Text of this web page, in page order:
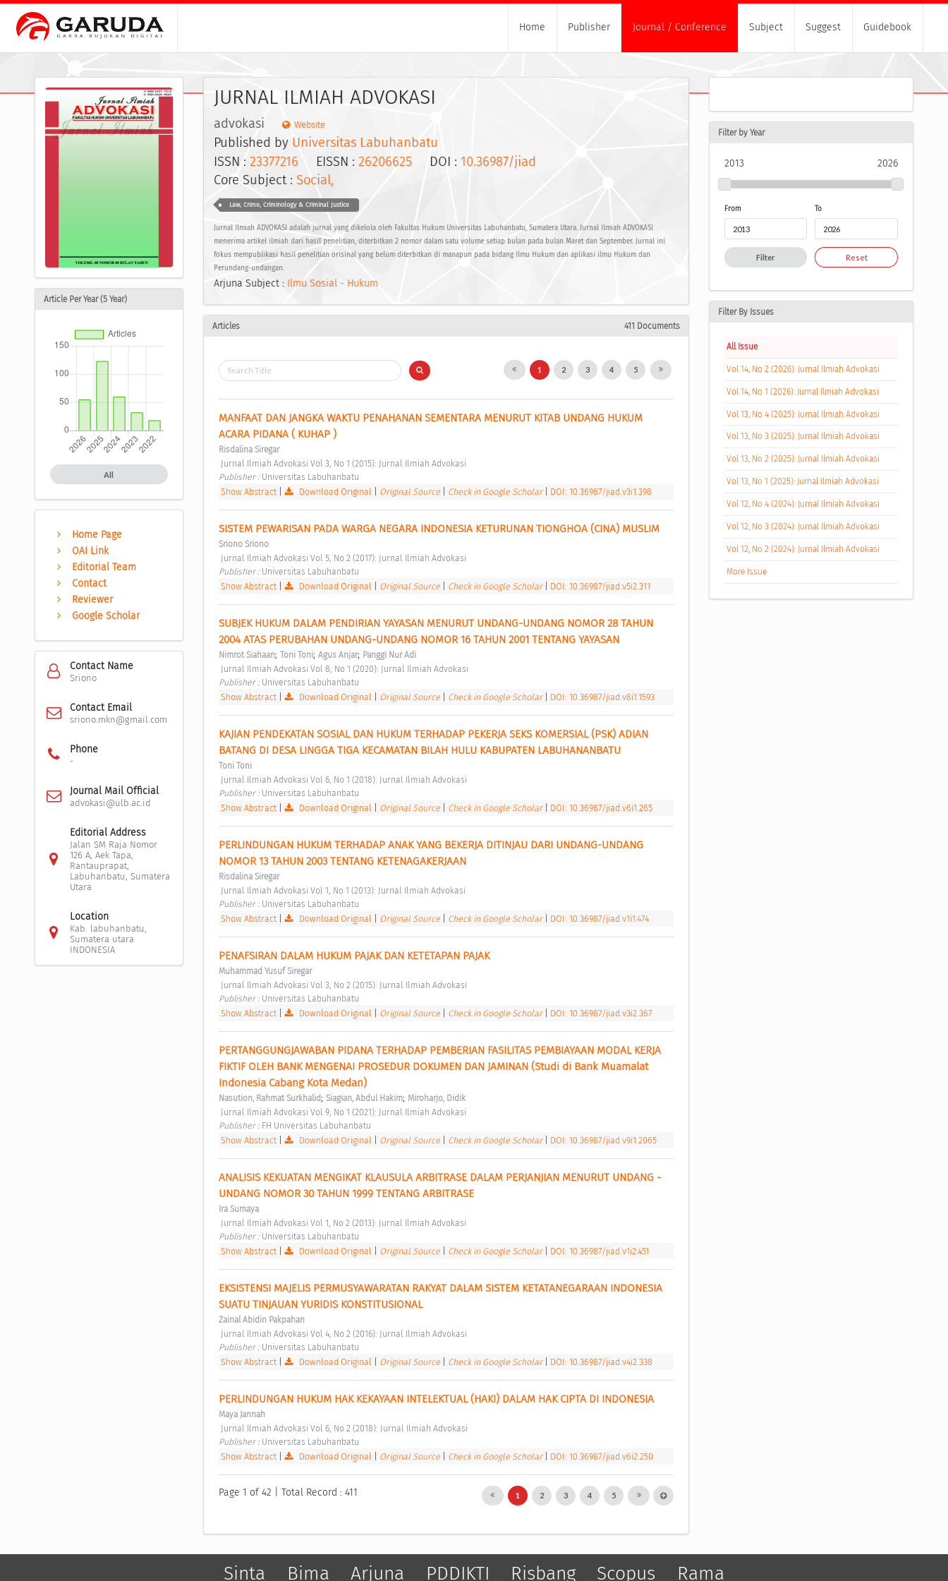
Home Publisher Journal / Conference Subject Suggest Guidebook
Article Per Year (5 Year)
All
Home Page
OAI Link
Editorial Team
Contact
Reviewer
Google Scholar
Contact Name
Sriono
Contact Email
sriono.mkn@gmail.com
Phone
-
Journal Mail Official
advokasi@ulb.ac.id
Editorial Address
Jalan SM Raja Nomor
126 A, Aek Tapa,
Rantauprapat,
Labuhanbatu, Sumatera
Utara
Location
Kab. labuhanbatu,
Sumatera utara
INDONESIA
JURNAL ILMIAH ADVOKASI
advokasi Website
Published by Universitas Labuhanbatu
ISSN : 23377216 EISSN : 26206625DOI : 10.36987/jiad
Core Subject : Social,
Law, Crime, Criminology & Criminal Justice
Jurnal Ilmiah ADVOKASI adalah jurnal yang dikelola oleh Fakultas Hukum Universitas Labuhanbatu, Sumatera Utara. Jurnal Ilmiah ADVOKASI
menerima artikel ilmiah dari hasil penelitian, diterbitkan 2 nomor dalam satu volume setiap bulan pada bulan Maret dan September. Jurnal ini
fokus mempublikasi hasil penelitian orisinal yang belum diterbitkan di manapun pada bidang Ilmu Hukum dan aplikasi ilmu Hukum dan
Perundang-undangan.
Arjuna Subject : Ilmu Sosial - Hukum
Articles 411 Documents
1 2 3 4 5
MANFAAT DAN JANGKA WAKTU PENAHANAN SEMENTARA MENURUT KITAB UNDANG HUKUM
ACARA PIDANA ( KUHAP )
Risdalina Siregar
Jurnal Ilmiah Advokasi Vol 3, No 1 (2015): Jurnal Ilmiah Advokasi
Publisher : Universitas Labuhanbatu
Show Abstract| Download Original Original Source Check in Google Scholar DOI: 10.36987/jiad.v3i1.398
SISTEM PEWARISAN PADA WARGA NEGARA INDONESIA KETURUNAN TIONGHOA (CINA) MUSLIM
Sriono Sriono
Jurnal Ilmiah Advokasi Vol 5, No 2 (2017): Jurnal Ilmiah Advokasi
Publisher : Universitas Labuhanbatu
Show Abstract| Download Original Original Source Check in Google Scholar DOI: 10.36987/jiad.v5i2.311
SUBJEK HUKUM DALAM PENDIRIAN YAYASAN MENURUT UNDANG-UNDANG NOMOR 28 TAHUN
2004 ATAS PERUBAHAN UNDANG-UNDANG NOMOR 16 TAHUN 2001 TENTANG YAYASAN
Nimrot Siahaan; Toni Toni; Agus Anjar; Panggi Nur Adi
Jurnal Ilmiah Advokasi Vol 8, No 1 (2020): Jurnal Ilmiah Advokasi
Publisher : Universitas Labuhanbatu
Show Abstract| Download Original Original Source Check in Google Scholar DOI: 10.36987/jiad.v8i1.1593
KAJIAN PENDEKATAN SOSIAL DAN HUKUM TERHADAP PEKERJA SEKS KOMERSIAL (PSK) ADIAN
BATANG DI DESA LINGGA TIGA KECAMATAN BILAH HULU KABUPATEN LABUHANANBATU
Toni Toni
Jurnal Ilmiah Advokasi Vol 6, No 1 (2018): Jurnal Ilmiah Advokasi
Publisher : Universitas Labuhanbatu
Show Abstract| Download Original Original Source Check in Google Scholar DOI: 10.36987/jiad.v6i1.265
PERLINDUNGAN HUKUM TERHADAP ANAK YANG BEKERJA DITINJAU DARI UNDANG-UNDANG
NOMOR 13 TAHUN 2003 TENTANG KETENAGAKERJAAN
Risdalina Siregar
Jurnal Ilmiah Advokasi Vol 1, No 1 (2013): Jurnal Ilmiah Advokasi
Publisher : Universitas Labuhanbatu
Show Abstract| Download Original Original Source Check in Google Scholar DOI: 10.36987/jiad.v1i1.474
PENAFSIRAN DALAM HUKUM PAJAK DAN KETETAPAN PAJAK
Muhammad Yusuf Siregar
Jurnal Ilmiah Advokasi Vol 3, No 2 (2015): Jurnal Ilmiah Advokasi
Publisher : Universitas Labuhanbatu
Show Abstract| Download Original Original Source Check in Google Scholar DOI: 10.36987/jiad.v3i2.367
PERTANGGUNGJAWABAN PIDANA TERHADAP PEMBERIAN FASILITAS PEMBIAYAAN MODAL KERJA
FIKTIF OLEH BANK MENGENAI PROSEDUR DOKUMEN DAN JAMINAN (Studi di Bank Muamalat
Indonesia Cabang Kota Medan)
Nasution, Rahmat Surkhalid; Siagian, Abdul Hakim; Miroharjo, Didik
Jurnal Ilmiah Advokasi Vol 9, No 1 (2021): Jurnal Ilmiah Advokasi
Publisher : FH Universitas Labuhanbatu
Show Abstract| Download Original Original Source Check in Google Scholar DOI: 10.36987/jiad.v9i1.2065
ANALISIS KEKUATAN MENGIKAT KLAUSULA ARBITRASE DALAM PERJANJIAN MENURUT UNDANG -
UNDANG NOMOR 30 TAHUN 1999 TENTANG ARBITRASE
Ira Sumaya
Jurnal Ilmiah Advokasi Vol 1, No 2 (2013): Jurnal Ilmiah Advokasi
Publisher : Universitas Labuhanbatu
Show Abstract| Download Original Original Source Check in Google Scholar DOI: 10.36987/jiad.v1i2.451
EKSISTENSI MAJELIS PERMUSYAWARATAN RAKYAT DALAM SISTEM KETATANEGARAAN INDONESIA
SUATU TINJAUAN YURIDIS KONSTITUSIONAL
Zainal Abidin Pakpahan
Jurnal Ilmiah Advokasi Vol 4, No 2 (2016): Jurnal Ilmiah Advokasi
Publisher : Universitas Labuhanbatu
Show Abstract| Download Original Original Source Check in Google Scholar DOI: 10.36987/jiad.v4i2.338
PERLINDUNGAN HUKUM HAK KEKAYAAN INTELEKTUAL (HAKI) DALAM HAK CIPTA DI INDONESIA
Maya Jannah
Jurnal Ilmiah Advokasi Vol 6, No 2 (2018): Jurnal Ilmiah Advokasi
Publisher : Universitas Labuhanbatu
Show Abstract| Download Original Original Source Check in Google Scholar DOI: 10.36987/jiad.v6i2.250
Page 1 of 42 | Total Record : 411 1 2 3 4 5
Filter by Year
2013 2026
From To
Filter Reset
Filter By Issues
All Issue
Vol 14, No 2 (2026): Jurnal Ilmiah Advokasi
Vol 14, No 1 (2026): Jurnal Ilmiah Advokasi
Vol 13, No 4 (2025): Jurnal Ilmiah Advokasi
Vol 13, No 3 (2025): Jurnal Ilmiah Advokasi
Vol 13, No 2 (2025): Jurnal Ilmiah Advokasi
Vol 13, No 1 (2025): Jurnal Ilmiah Advokasi
Vol 12, No 4 (2024): Jurnal Ilmiah Advokasi
Vol 12, No 3 (2024): Jurnal Ilmiah Advokasi
Vol 12, No 2 (2024): Jurnal Ilmiah Advokasi
More Issue
Sinta Bima Arjuna PDDIKTI Risbang Scopus Rama